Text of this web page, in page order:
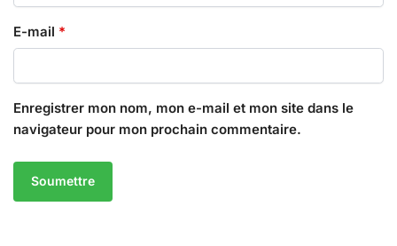
E-mail *
Enregistrer mon nom, mon e-mail et mon site dans le
navigateur pour mon prochain commentaire.